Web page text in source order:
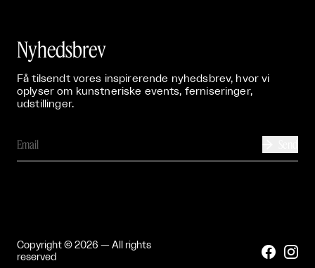
Nyhedsbrev
Få tilsendt vores inspirerende nyhedsbrev, hvor vi
oplyser om kunstneriske events, ferniseringer,
udstillinger.
Copyright © 2026 — All rights
reserved
 